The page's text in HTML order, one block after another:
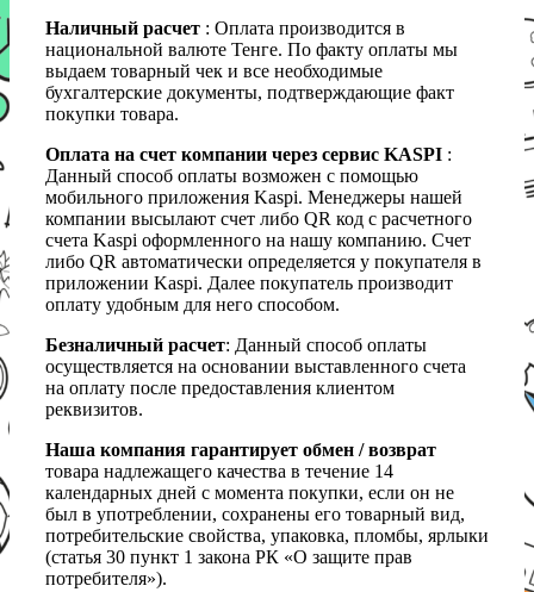
Наличный расчет : Оплата производится в
национальной валюте Тенге. По факту оплаты мы
выдаем товарный чек и все необходимые
бухгалтерские документы, подтверждающие факт
покупки товара.
Оплата на счет компании через сервис KASPI :
Данный способ оплаты возможен с помощью
мобильного приложения Kaspi. Менеджеры нашей
компании высылают счет либо QR код с расчетного
счета Kaspi оформленного на нашу компанию. Счет
либо QR автоматически определяется у покупателя в
приложении Kaspi. Далее покупатель производит
оплату удобным для него способом.
Безналичный расчет: Данный способ оплаты
осуществляется на основании выставленного счета
на оплату после предоставления клиентом
реквизитов.
Наша компания гарантирует обмен / возврат
товара надлежащего качества в течение 14
календарных дней с момента покупки, если он не
был в употреблении, сохранены его товарный вид,
потребительские свойства, упаковка, пломбы, ярлыки
(статья 30 пункт 1 закона РК «О защите прав
потребителя»).